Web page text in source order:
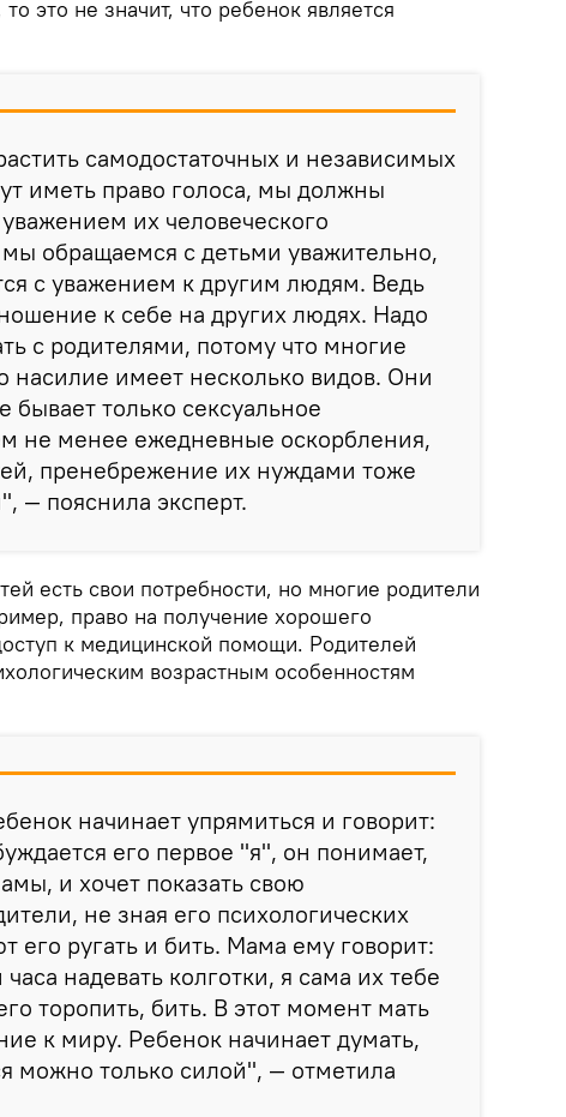
это не значит, что ребенок является
самодостаточных и независимых
иметь право голоса, мы должны
их человеческого
мы обращаемся с детьми уважительно,
с уважением к другим людям. Ведь
к себе на других людях. Надо
с родителями, потому что многие
насилие имеет несколько видов. Они
бывает только сексуальное
не менее ежедневные оскорбления,
пренебрежение их нуждами тоже
— пояснила эксперт.
есть свои потребности, но многие родители
право на получение хорошего
к медицинской помощи. Родителей
возрастным особенностям
начинает упрямиться и говорит:
его первое "я", он понимает,
и хочет показать свою
не зная его психологических
его ругать и бить. Мама ему говорит:
надевать колготки, я сама их тебе
торопить, бить. В этот момент мать
к миру. Ребенок начинает думать,
можно только силой", — отметила